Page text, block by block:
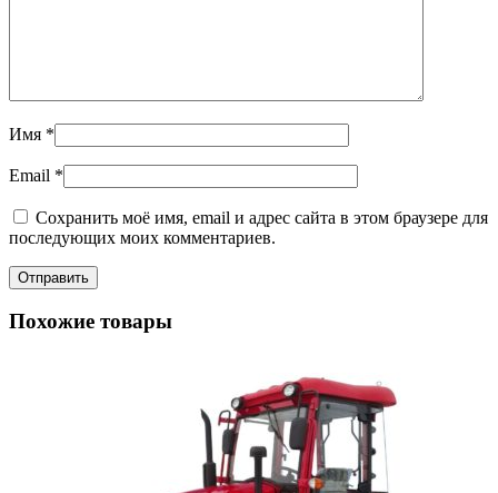
Имя *
Email *
Сохранить моё имя, email и адрес сайта в этом браузере для
последующих моих комментариев.
Похожие товары